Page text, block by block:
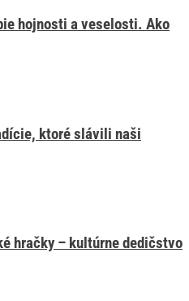
hojnosti a veselosti. Ako
ktoré slávili naši
hračky – kultúrne dedičstvo